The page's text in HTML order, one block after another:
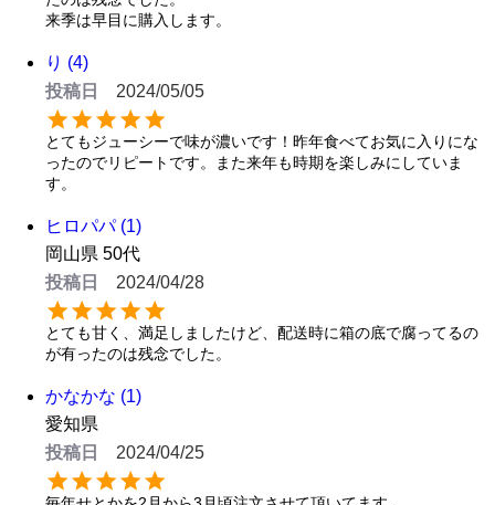
来季は早目に購入します。
り
4
投稿日
2024/05/05
とてもジューシーで味が濃いです！昨年食べてお気に入りにな
ったのでリピートです。また来年も時期を楽しみにしていま
す。
ヒロパパ 1
岡山県 50代
投稿日
2024/04/28
とても甘く、満足しましたけど、配送時に箱の底で腐ってるの
が有ったのは残念でした。
かなかな 1
愛知県
投稿日
2024/04/25